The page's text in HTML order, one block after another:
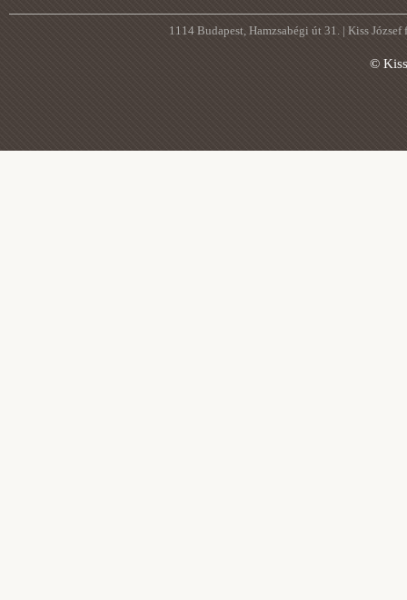
1114 Budapest, Hamzsabégi út 31. | Kiss
©